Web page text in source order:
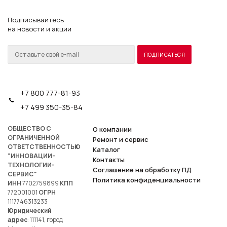
Подписывайтесь
на новости и акции
+7 800 777-81-93
+7 499 350-35-84
ОБЩЕСТВО С
ОГРАНИЧЕННОЙ
ОТВЕТСТВЕННОСТЬЮ
"ИННОВАЦИИ-
ТЕХНОЛОГИИ-
СЕРВИС"
ИНН7702759899 КПП
772001001 ОГРН
1117746313233
Юридический
адрес: 111141, город
О компании
Ремонт и сервис
Каталог
Контакты
Соглашение на обработку ПД
Политика конфиденциальности